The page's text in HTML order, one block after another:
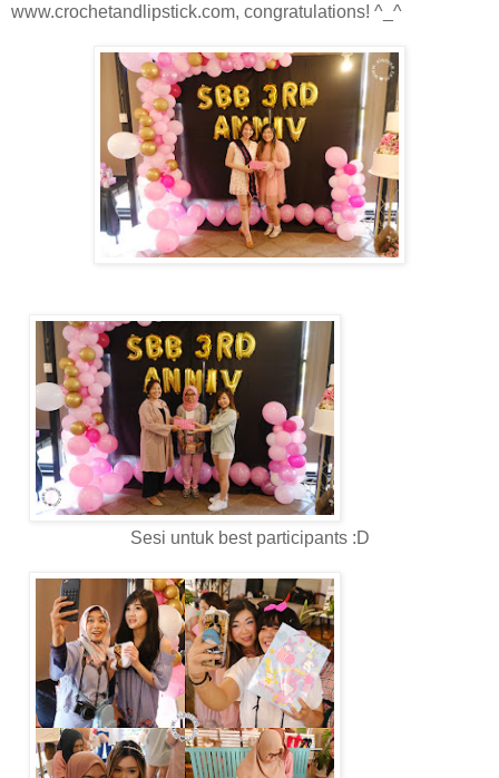
www.crochetandlipstick.com, congratulations! ^_^
Sesi untuk best participants :D